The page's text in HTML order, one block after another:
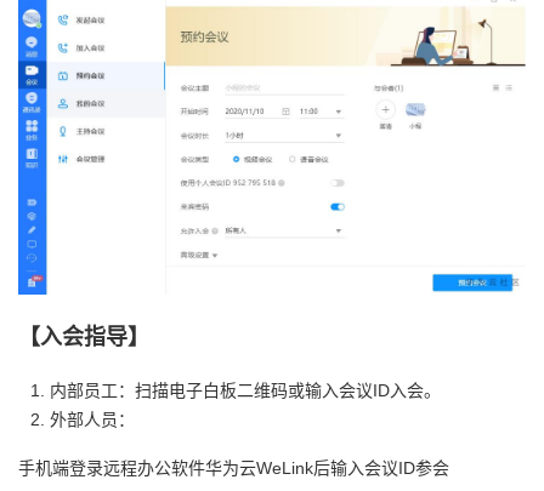
【入会指导】
内部员工： 扫描电子白板二维码或输入会议ID入会。
外部人员：
手机端登录远程办公软件华为云WeLink后输入会议ID参会